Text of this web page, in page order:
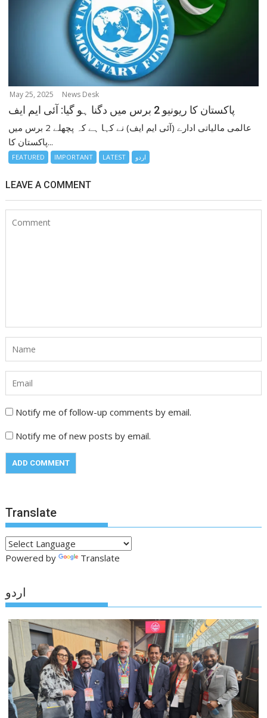
May 25, 2025 News Desk
پاکستان کا ریونیو 2 برس میں دگنا ہو گیا: آئی ایم ایف
عالمی مالیاتی ادارے (آئی ایم ایف) نے کہا ہے کہ پچھلے 2 برس میں
پاکستان کا...
FEATURED IMPORTANT LATEST اردو
LEAVE A COMMENT
Notify me of follow-up comments by email.
Notify me of new posts by email.
Translate
Powered by Translate
اردو